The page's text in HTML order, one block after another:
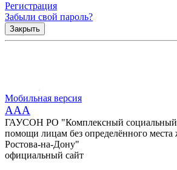
Регистрация
Забыли свой пароль?
Закрыть
Мобильная версия
AAA
ГАУСОН РО "Комплексный социальный
помощи лицам без определённого места
Ростова-на-Дону"
официальный сайт